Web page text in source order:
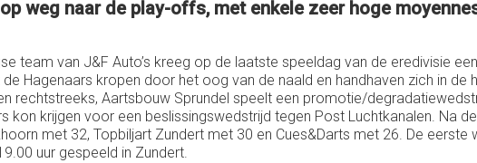
weg naar de play-offs, met enkele zeer hoge
team van J&F Auto’s kreeg op de laatste speeldag van de eredivisie
Hagenaars kropen door het oog van de naald en handhaven zich in
rechtstreeks, Aartsbouw Sprundel speelt een promotie/
kon krijgen voor een beslissingswedstrijd tegen Post Luchtkanalen. Na
met 32, Topbiljart Zundert met 30 en Cues&Darts met 26. De
uur gespeeld in Zundert.